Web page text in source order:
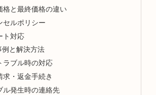
格と最終価格の違い
セルポリシー
ト対応
例と解決方法
ラブル時の対応
求・返金手続き
ル発生時の連絡先